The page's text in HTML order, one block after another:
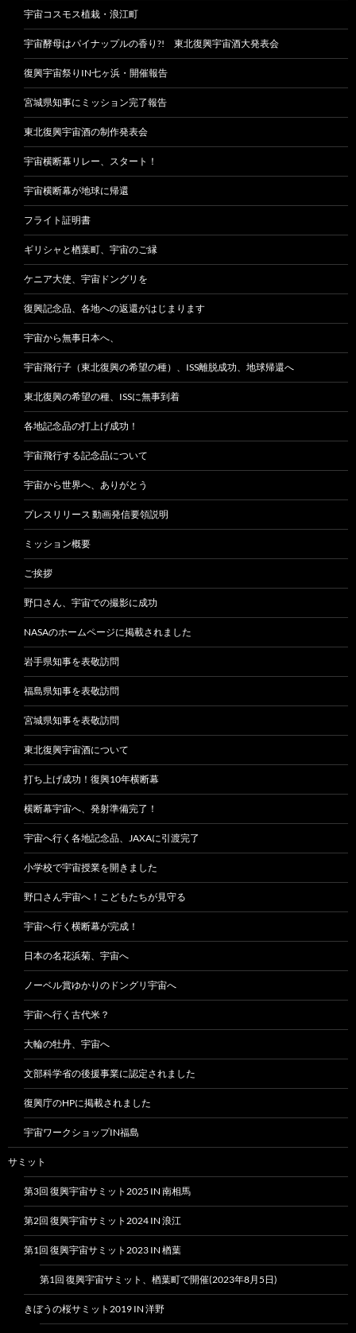
宇宙コスモス植栽・浪江町
宇宙酵母はパイナップルの香り?! 東北復興宇宙酒大発表会
復興宇宙祭りIN七ヶ浜・開催報告
宮城県知事にミッション完了報告
東北復興宇宙酒の制作発表会
宇宙横断幕リレー、スタート！
宇宙横断幕が地球に帰還
フライト証明書
ギリシャと楢葉町、宇宙のご縁
ケニア大使、宇宙ドングリを
復興記念品、各地への返還がはじまります
宇宙から無事日本へ、
宇宙飛行子（東北復興の希望の種）、ISS離脱成功、地球帰還へ
東北復興の希望の種、ISSに無事到着
各地記念品の打上げ成功！
宇宙飛行する記念品について
宇宙から世界へ、ありがとう
プレスリリース 動画発信要領説明
ミッション概要
ご挨拶
野口さん、宇宙での撮影に成功
NASAのホームページに掲載されました
岩手県知事を表敬訪問
福島県知事を表敬訪問
宮城県知事を表敬訪問
東北復興宇宙酒について
打ち上げ成功！復興10年横断幕
横断幕宇宙へ、発射準備完了！
宇宙へ行く各地記念品、JAXAに引渡完了
小学校で宇宙授業を開きました
野口さん宇宙へ！こどもたちが見守る
宇宙へ行く横断幕が完成！
日本の名花浜菊、宇宙へ
ノーベル賞ゆかりのドングリ宇宙へ
宇宙へ行く古代米？
大輪の牡丹、宇宙へ
文部科学省の後援事業に認定されました
復興庁のHPに掲載されました
宇宙ワークショップIN福島
サミット
第3回 復興宇宙サミット2025 IN 南相馬
第2回 復興宇宙サミット2024 IN 浪江
第1回 復興宇宙サミット2023 IN 楢葉
第1回 復興宇宙サミット、楢葉町で開催(2023年8月5日)
きぼうの桜サミット2019 IN 洋野